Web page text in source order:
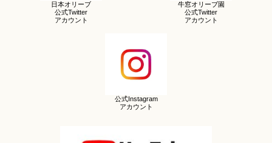
日本オリーブ
公式Twitter
アカウント
牛窓オリーブ園
公式Twitter
アカウント
公式Instagram
アカウント